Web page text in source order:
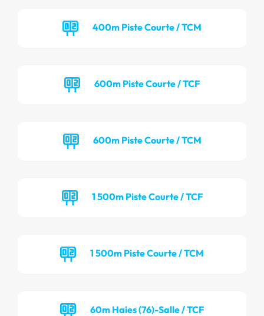
400m Piste Courte / TCM
600m Piste Courte / TCF
600m Piste Courte / TCM
1 500m Piste Courte / TCF
1 500m Piste Courte / TCM
60m Haies (76)-Salle / TCF